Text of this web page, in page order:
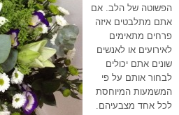
הפשוטה של הלב. אם
אתם מתלבטים איזה
פרחים מתאימים
לאירועים או לאנשים
שונים אתם יכולים
לבחור אותם על פי
המשמעות המיוחסת
לכל אחד מצבעיהם.